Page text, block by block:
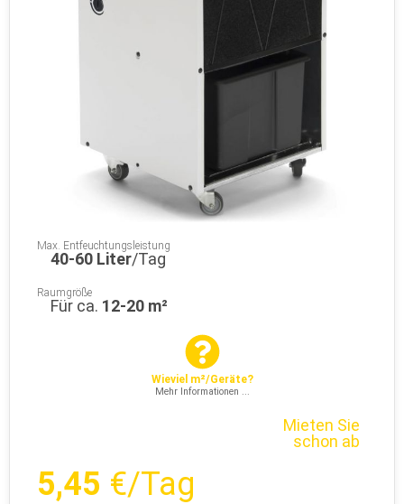
Max. Entfeuchtungsleistung
40-60 Liter/Tag
Raumgröße
Für ca. 12-20 m²
Wieviel m²/Geräte?
Mehr Informationen ...
Mieten Sie
schon ab
5,45 €/Tag